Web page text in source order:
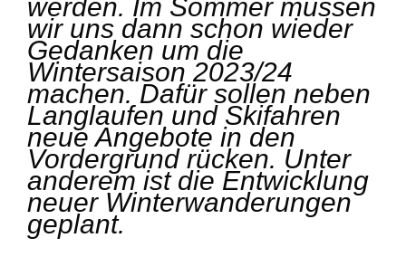
werden. Im Sommer müssen
wir uns dann schon wieder
Gedanken um die
Wintersaison 2023/24
machen. Dafür sollen neben
Langlaufen und Skifahren
neue Angebote in den
Vordergrund rücken. Unter
anderem ist die Entwicklung
neuer Winterwanderungen
geplant.